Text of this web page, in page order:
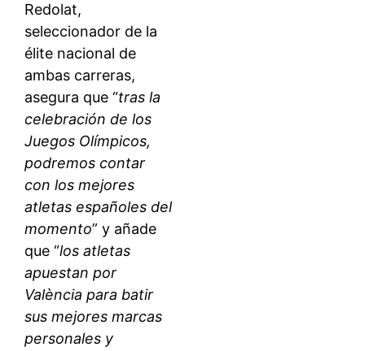
Redolat,
seleccionador de la
élite nacional de
ambas carreras,
asegura que “tras la
celebración de los
Juegos Olímpicos,
podremos contar
con los mejores
atletas españoles del
momento” y añade
que “los atletas
apuestan por
València para batir
sus mejores marcas
personales y